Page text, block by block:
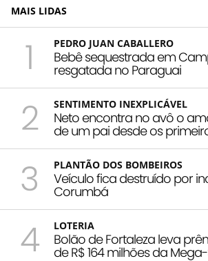
MAIS LIDAS
1 PEDRO JUAN CABALLERO
Bebê sequestrada em
resgatada no Paraguai
2 SENTIMENTO INEXPLICÁVEL
Neto encontra no avô o
de um pai desde os
3 PLANTÃO DOS BOMBEIROS
Veículo fica destruído por
Corumbá
4 LOTERIA
Bolão de Fortaleza leva
de R$ 164 milhões da